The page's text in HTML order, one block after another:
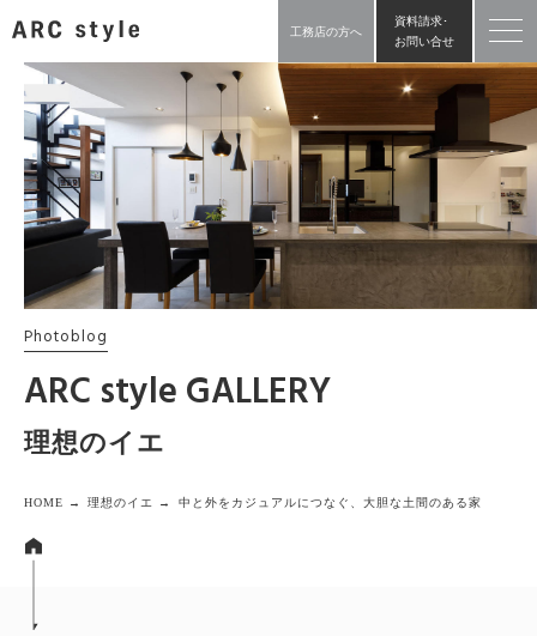
工務店の方へ
資料請求･
お問い合せ
Photoblog
ARC style GALLERY
理想のイエ
HOME → 理想のイエ → 中と外をカジュアルにつなぐ、大胆な土間のある家